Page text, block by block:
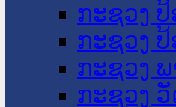
ກະຊວງ
ກະຊວງ
ກະຊວງ
ກະຊວງ